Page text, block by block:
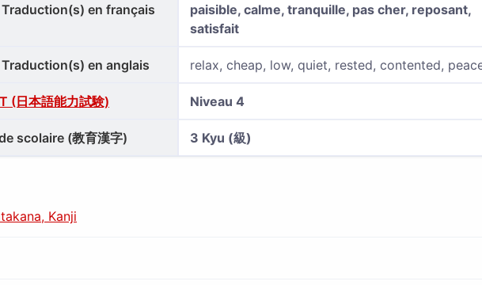
Traduction(s) en français
paisible, calme, tranquille, pas cher, reposant,
satisfait
Traduction(s) en anglais relax, cheap, low, quiet, rested, contented,
(日本語能力試験) Niveau 4
scolaire (教育漢字) 3 Kyu (級)
Kanji